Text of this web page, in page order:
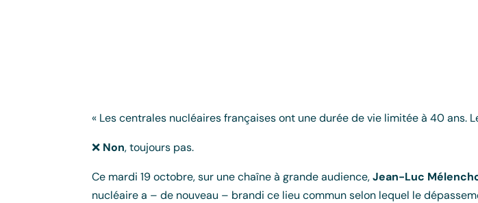
« Les centrales nucléaires françaises ont une durée de vie limitée à 40 ans.
❌ Non, toujours pas.
Ce mardi 19 octobre, sur une chaîne à grande audience, Jean-Luc
nucléaire a – de nouveau – brandi ce lieu commun selon lequel le